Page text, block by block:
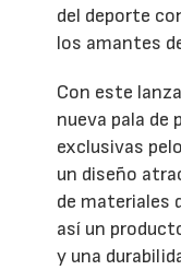
del deporte
los amantes
Con este
nueva pala de
exclusivas
un diseño
de materiales
así un
y una